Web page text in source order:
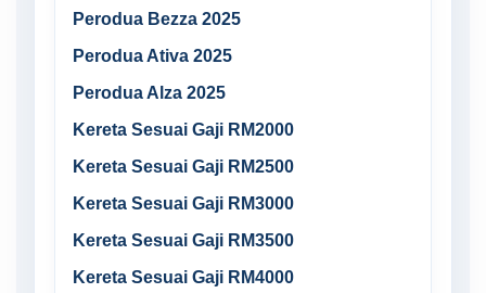
Perodua Bezza 2025
Perodua Ativa 2025
Perodua Alza 2025
Kereta Sesuai Gaji RM2000
Kereta Sesuai Gaji RM2500
Kereta Sesuai Gaji RM3000
Kereta Sesuai Gaji RM3500
Kereta Sesuai Gaji RM4000